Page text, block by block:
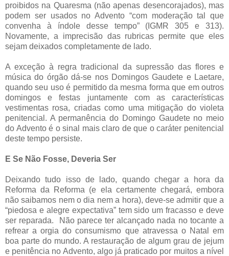
proibidos na Quaresma (não apenas desencorajados), mas
podem ser usados no Advento “com moderação tal que
convenha à índole desse tempo” (IGMR 305 e 313).
Novamente, a imprecisão das rubricas permite que eles
sejam deixados completamente de lado.
A exceção à regra tradicional da supressão das flores e
música do órgão dá-se nos Domingos Gaudete e Laetare,
quando seu uso é permitido da mesma forma que em outros
domingos e festas juntamente com as características
vestimentas rosa, criadas como uma mitigação do violeta
penitencial. A permanência do Domingo Gaudete no meio
do Advento é o sinal mais claro de que o caráter penitencial
deste tempo persiste.
E Se Não Fosse, Deveria Ser
Deixando tudo isso de lado, quando chegar a hora da
Reforma da Reforma (e ela certamente chegará, embora
não saibamos nem o dia nem a hora), deve-se admitir que a
“piedosa e alegre expectativa” tem sido um fracasso e deve
ser reparada. Não parece ter alcançado nada no tocante a
refrear a orgia do consumismo que atravessa o Natal em
boa parte do mundo. A restauração de algum grau de jejum
e penitência no Advento, algo já praticado por muitos a nível